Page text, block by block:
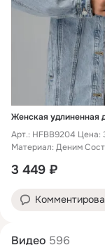
Женская удлиненная
Арт.: HFBB9204
Материал: Деним
3 449 ₽
Видео 596